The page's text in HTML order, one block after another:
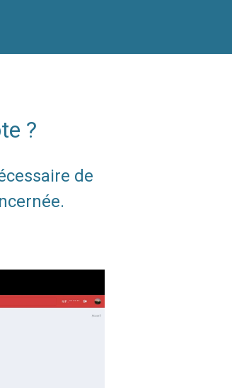
?
de